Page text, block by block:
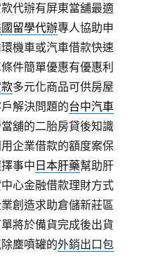
代辦有屏東當舖最適
留學代辦專人協助申
機車或汽車借款快速
件簡單優惠有優惠利
多元化商品可供房屋
解決問題的台中汽車
舖的二胎房貸後知識
企業借款的額度案保
事中 日本肝藥幫助肝
心金融借款理財方式
創造求助倉儲新莊區
將於備貨完成後出貨
塵噴罐的外銷出口包